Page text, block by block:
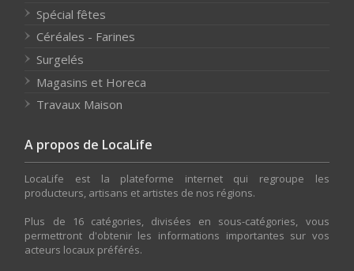
Spécial fêtes
Céréales - Farines
Surgelés
Magasins et Horeca
Travaux Maison
A propos de LocaLife
LocaLife est la plateforme internet qui regroupe les
producteurs, artisans et artistes de nos régions.
Plus de 16 catégories, divisées en sous-catégories, vous
permettront d'obtenir les informations importantes sur vos
acteurs locaux préférés.